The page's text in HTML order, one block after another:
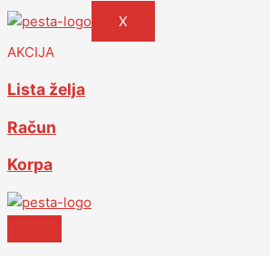
X
AKCIJA
Lista želja
Račun
Korpa